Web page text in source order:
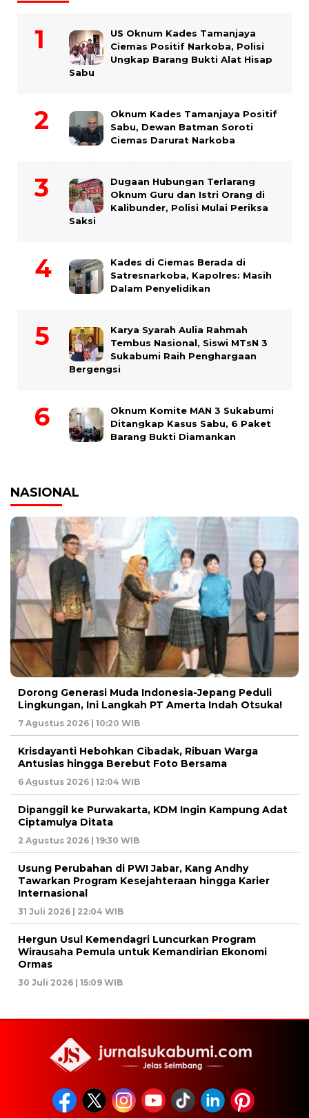
US Oknum Kades Tamanjaya
Ciemas Positif Narkoba, Polisi
Ungkap Barang Bukti Alat Hisap
Sabu
Oknum Kades Tamanjaya Positif
Sabu, Dewan Batman Soroti
Ciemas Darurat Narkoba
Dugaan Hubungan Terlarang
Oknum Guru dan Istri Orang di
Kalibunder, Polisi Mulai Periksa
Saksi
Kades di Ciemas Berada di
Satresnarkoba, Kapolres: Masih
Dalam Penyelidikan
Karya Syarah Aulia Rahmah
Tembus Nasional, Siswi MTsN 3
Sukabumi Raih Penghargaan
Bergengsi
Oknum Komite MAN 3 Sukabumi
Ditangkap Kasus Sabu, 6 Paket
Barang Bukti Diamankan
NASIONAL
Dorong Generasi Muda Indonesia-Jepang Peduli
Lingkungan, Ini Langkah PT Amerta Indah Otsuka!
7 Agustus 2026 | 10:20 WIB
Krisdayanti Hebohkan Cibadak, Ribuan Warga
Antusias hingga Berebut Foto Bersama
6 Agustus 2026 | 12:04 WIB
Dipanggil ke Purwakarta, KDM Ingin Kampung Adat
Ciptamulya Ditata
2 Agustus 2026 | 19:30 WIB
Usung Perubahan di PWI Jabar, Kang Andhy
Tawarkan Program Kesejahteraan hingga Karier
Internasional
31 Juli 2026 | 22:04 WIB
Hergun Usul Kemendagri Luncurkan Program
Wirausaha Pemula untuk Kemandirian Ekonomi
Ormas
30 Juli 2026 | 15:09 WIB